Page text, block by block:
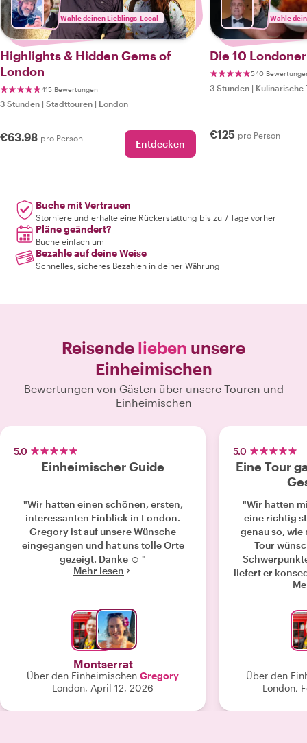
Wähle deinen Lieblings-Local
Highlights & Hidden Gems of
London
415 Bewertungen
3 Stunden | Stadttouren | London
€63.98 pro Person Entdecken
Wähle
Die 10
540
3 Stunden | Kulinarische
€125 pro Person
Buche mit Vertrauen
Storniere und erhalte eine Rückerstattung bis zu 7 Tage vorher
Pläne geändert?
Buche einfach um
Bezahle auf deine Weise
Schnelles, sicheres Bezahlen in deiner Währung
Reisende lieben unsere
Einheimischen
Bewertungen von Gästen über unsere Touren und
Einheimischen
5.0
Einheimischer Guide
"Wir hatten einen schönen, ersten,
interessanten Einblick in London.
Gregory ist auf unsere Wünsche
eingegangen und hat uns tolle Orte
gezeigt. Danke ☺️ "
Mehr lesen
Montserrat
Über den Einheimischen Gregory
London, April 12, 2026
5.0
Eine Tour
"Wir hatten
eine richtig
genau so,
Tour
liefert er konsequent
Vorfeld mit
haben wir
Punkte
auch diese
London-
man allein
Über den
London,